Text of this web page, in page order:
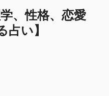
、性格、恋愛
占い】